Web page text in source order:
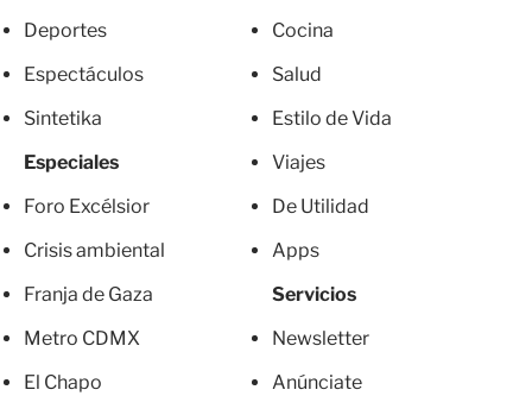
Deportes
Espectáculos
Sintetika
Especiales
Foro Excélsior
Crisis ambiental
Franja de Gaza
Metro CDMX
El Chapo
Cocina
Salud
Estilo de Vida
Viajes
De Utilidad
Apps
Servicios
Newsletter
Anúnciate